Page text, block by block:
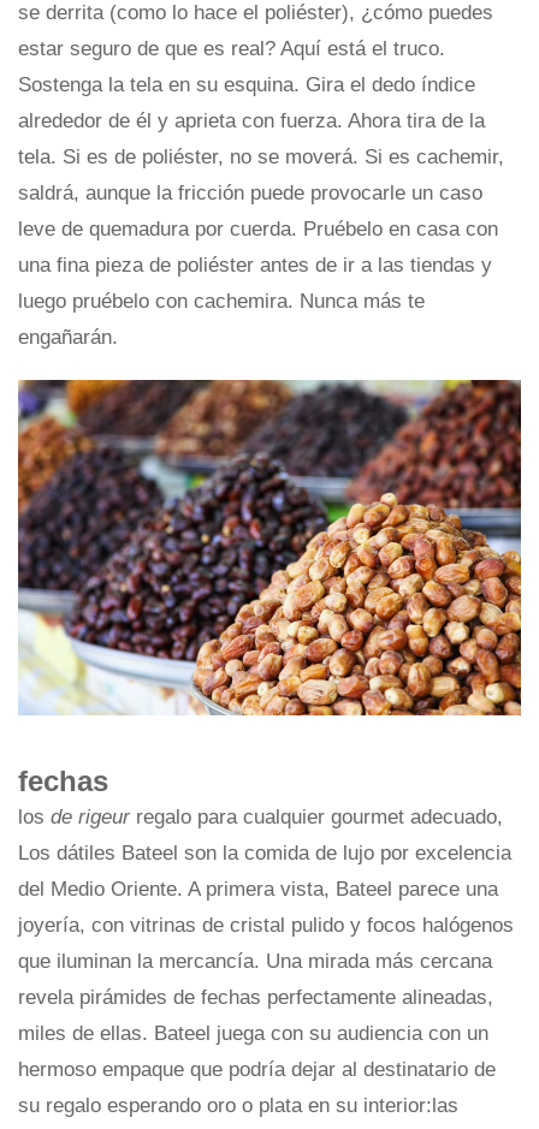
se derrita (como lo hace el poliéster), ¿cómo puedes
estar seguro de que es real? Aquí está el truco.
Sostenga la tela en su esquina. Gira el dedo índice
alrededor de él y aprieta con fuerza. Ahora tira de la
tela. Si es de poliéster, no se moverá. Si es cachemir,
saldrá, aunque la fricción puede provocarle un caso
leve de quemadura por cuerda. Pruébelo en casa con
una fina pieza de poliéster antes de ir a las tiendas y
luego pruébelo con cachemira. Nunca más te
engañarán.
fechas
los de rigeur regalo para cualquier gourmet adecuado,
Los dátiles Bateel son la comida de lujo por excelencia
del Medio Oriente. A primera vista, Bateel parece una
joyería, con vitrinas de cristal pulido y focos halógenos
que iluminan la mercancía. Una mirada más cercana
revela pirámides de fechas perfectamente alineadas,
miles de ellas. Bateel juega con su audiencia con un
hermoso empaque que podría dejar al destinatario de
su regalo esperando oro o plata en su interior:las